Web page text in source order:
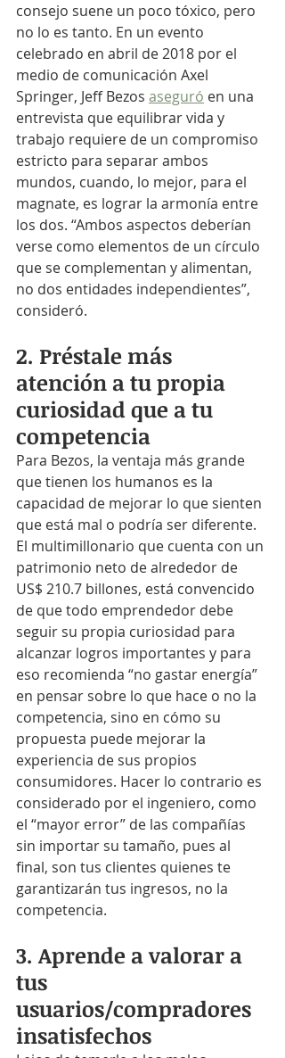
consejo suene un poco tóxico, pero
no lo es tanto. En un evento
celebrado en abril de 2018 por el
medio de comunicación Axel
Springer, Jeff Bezos aseguró en una
entrevista que equilibrar vida y
trabajo requiere de un compromiso
estricto para separar ambos
mundos, cuando, lo mejor, para el
magnate, es lograr la armonía entre
los dos. “Ambos aspectos deberían
verse como elementos de un círculo
que se complementan y alimentan,
no dos entidades independientes”,
consideró.
2. Préstale más
atención a tu propia
curiosidad que a tu
competencia
Para Bezos, la ventaja más grande
que tienen los humanos es la
capacidad de mejorar lo que sienten
que está mal o podría ser diferente.
El multimillonario que cuenta con un
patrimonio neto de alrededor de
US$ 210.7 billones, está convencido
de que todo emprendedor debe
seguir su propia curiosidad para
alcanzar logros importantes y para
eso recomienda “no gastar energía”
en pensar sobre lo que hace o no la
competencia, sino en cómo su
propuesta puede mejorar la
experiencia de sus propios
consumidores. Hacer lo contrario es
considerado por el ingeniero, como
el “mayor error” de las compañías
sin importar su tamaño, pues al
final, son tus clientes quienes te
garantizarán tus ingresos, no la
competencia.
3. Aprende a valorar a
tus
usuarios/compradores
insatisfechos